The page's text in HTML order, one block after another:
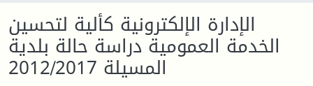
الإدارة الإلكترونية كألية لتحسين
الخدمة العمومية دراسة حالة بلدية
المسيلة 2012/2017